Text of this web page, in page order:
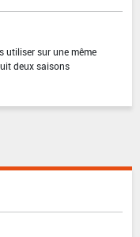
utiliser sur une même
deux saisons